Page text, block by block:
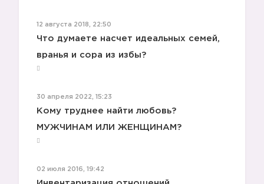
12 августа 2018, 22:50
Что думаете насчет идеальных семей,
вранья и сора из избы?
30 апреля 2022, 15:23
Кому труднее найти любовь?
МУЖЧИНАМ ИЛИ ЖЕНЩИНАМ?
02 июля 2016, 19:42